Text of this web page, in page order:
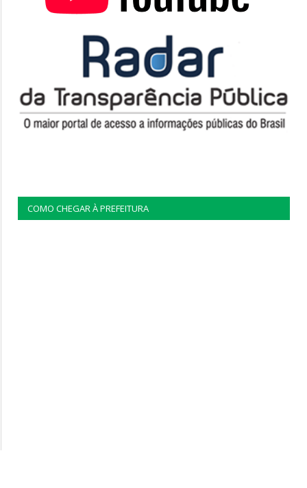
COMO CHEGAR À PREFEITURA